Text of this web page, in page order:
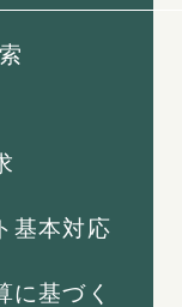
基本対応
に基づく